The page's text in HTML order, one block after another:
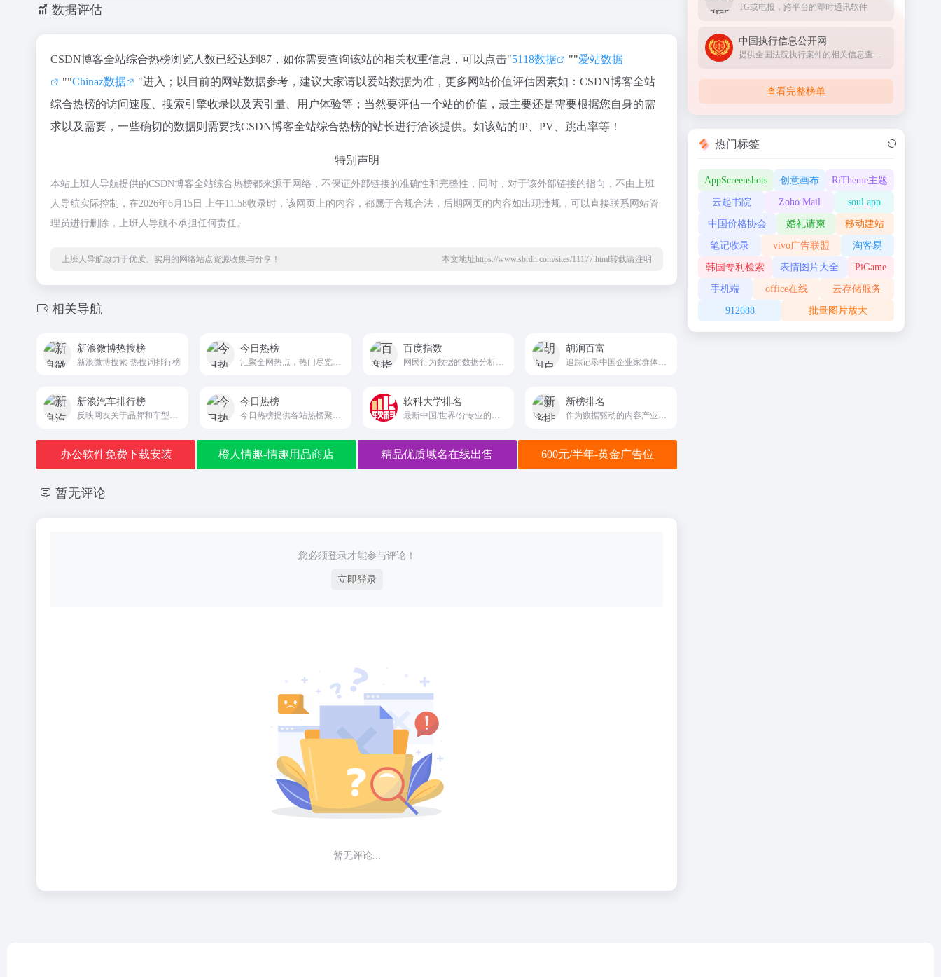
数据评估
CSDN博客全站综合热榜浏览人数已经达到87，如你需要查询该站的相关权重信息，可以点击"5118数据 ""爱站数据
""Chinaz数据
"进入；以目前的网站数据参考，建议大家请以爱站数据为准，更多网站价值评估因素如：CSDN博客全站
综合热榜的访问速度、搜索引擎收录以及索引量、用户体验等；当然要评估一个站的价值，最主要还是需要根据您自身的需
求以及需要，一些确切的数据则需要找CSDN博客全站综合热榜的站长进行洽谈提供。如该站的IP、PV、跳出率等！
特别声明
本站上班人导航提供的CSDN博客全站综合热榜都来源于网络，不保证外部链接的准确性和完整性，同时，对于该外部链接的指向，不由上班
人导航实际控制，在2026年6月15日 上午11:58收录时，该网页上的内容，都属于合规合法，后期网页的内容如出现违规，可以直接联系网站管
理员进行删除，上班人导航不承担任何责任。
上班人导航致力于优质、实用的网络站点资源收集与分享！ 本文地址https://www.sbrdh.com/sites/11177.html转载请注明
相关导航
新浪微博热搜榜
新浪微博搜索-热搜词排行榜
今日热榜
汇聚全网热点，热门尽览无余
百度指数
网民行为数据的数据分析平台
胡润百富
新浪汽车排行榜 今日热榜 软科大学排名 新榜排名
办公软件免费下载安装 橙人情趣-情趣用品商店 精品优质域名在线出售 600元/半年-黄金广告位
暂无评论
您必须登录才能参与评论！
立即登录
暂无评论...
TG或电报，跨平台的即时通讯软件
中国执行信息公开网
提供全国法院执行案件的相关信息查询服务
查看完整榜单
热门标签
AppScreenshots 创意画布 RiTheme主题
云起书院 Zoho Mail soul app
中国价格协会 婚礼请柬 移动建站
笔记收录 vivo广告联盟 淘客易
韩国专利检索 表情图片大全 PiGame
手机端 office在线 云存储服务
912688 批量图片放大